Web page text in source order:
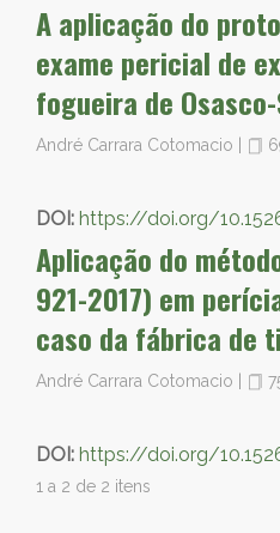
A aplicação do
exame pericial de
fogueira de Osasco-
André Carrara Cotomacio
DOI: https://doi.org/
Aplicação do
921-2017) em
caso da fábrica de
André Carrara Cotomacio
DOI: https://doi.org/
1 a 2 de 2 itens